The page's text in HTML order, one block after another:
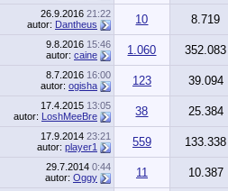
26.9.2016 21:22
autor: Dantheus 10 8.719
9.8.2016 15:46
autor: caine 1.060 352.083
8.7.2016 16:00
autor: ogisha 123 39.094
17.4.2015 13:05
autor: LoshMeeBre 38 25.384
17.9.2014 23:21
autor: player1 559 133.338
29.7.2014 0:44
autor: Oggy 11 10.387